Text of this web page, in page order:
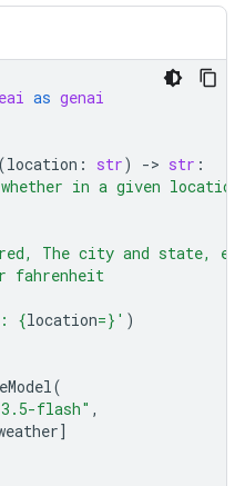
as genai
(location : str) -> str :
in a given
The city and state,
fahrenheit
{location=} ' )
(
flash" ,
]